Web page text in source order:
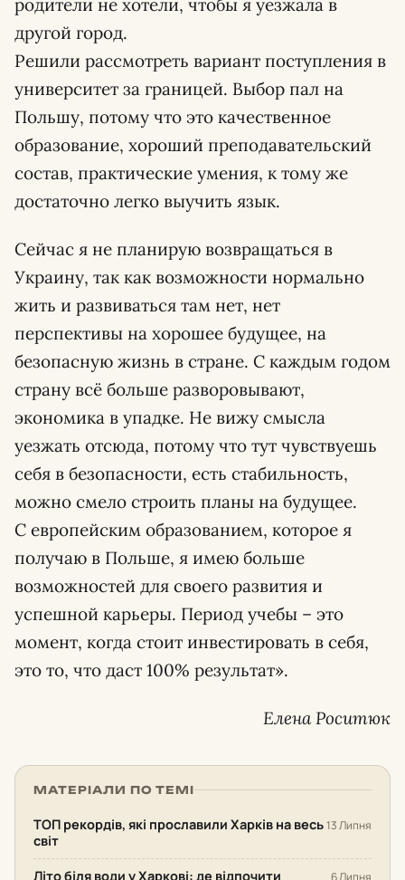
другой город.
Решили рассмотреть вариант поступления в
университет за границей. Выбор пал на
Польшу, потому что это качественное
образование, хороший преподавательский
состав, практические умения, к тому же
достаточно легко выучить язык.
Сейчас я не планирую возвращаться в
Украину, так как возможности нормально
жить и развиваться там нет, нет
перспективы на хорошее будущее, на
безопасную жизнь в стране. С каждым годом
страну всё больше разворовывают,
экономика в упадке. Не вижу смысла
уезжать отсюда, потому что тут чувствуешь
себя в безопасности, есть стабильность,
можно смело строить планы на будущее.
С европейским образованием, которое я
получаю в Польше, я имею больше
возможностей для своего развития и
успешной карьеры. Период учебы – это
момент, когда стоит инвестировать в себя,
это то, что даст 100% результат».
Елена Роситюк
МАТЕРІАЛИ ПО ТЕМІ
ТОП рекордів, які прославили Харків на весь
світ
13 Липня
Літо біля води у Харкові: де відпочити 6 Липня